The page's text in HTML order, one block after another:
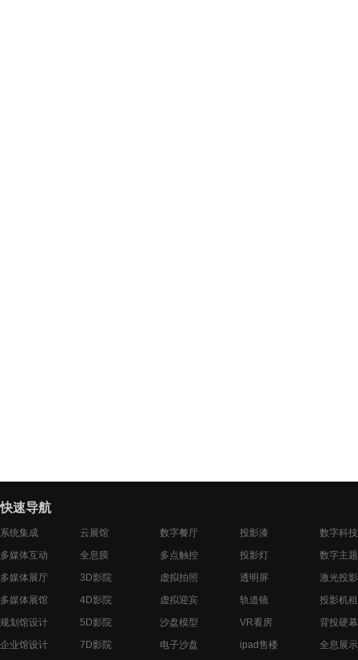
快速导航
系统集成 云展馆 数字餐厅 投影漆
数字科
多媒体互动
全息膜 多点触控 投影灯
数字主
多媒体展厅
3D影院 虚拟拍照 透明屏
激光投
多媒体展馆
4D影院 虚拟迎宾 轨道镜
投影机
规划馆设计
5D影院 沙盘模型 VR看房
背投硬幕
企业馆设计
7D影院 电子沙盘 ipad售楼 全息展